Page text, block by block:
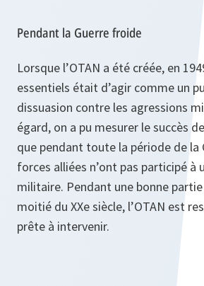
Pendant la Guerre froide
Lorsque l’OTAN a été créée, en
essentiels était d’agir comme un
dissuasion contre les agressions
égard, on a pu mesurer le succès
que pendant toute la période de la
forces alliées n’ont pas participé à
militaire. Pendant une bonne
moitié du XXe siècle, l’OTAN est
prête à intervenir.